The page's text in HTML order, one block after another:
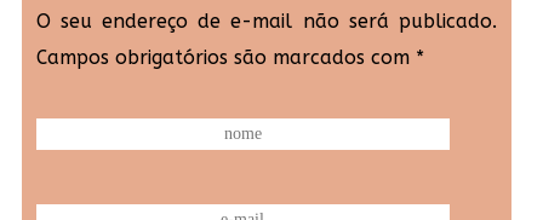
O seu endereço de e-mail não será publicado.
Campos obrigatórios são marcados com *